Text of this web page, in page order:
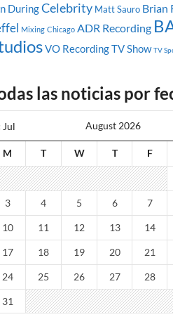
DuringCelebrity Matt Sauro Brian
Mixing Chicago ADR Recording
VO RecordingTV Show TV
las noticias por
August 2026
M T W T F
Jul
3 4 5 6 7
10 11 12 13 14
17 18 19 20 21
24 25 26 27 28
31